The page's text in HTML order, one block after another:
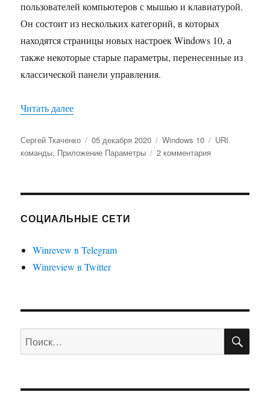
пользователей компьютеров с мышью и клавиатурой.
Он состоит из нескольких категорий, в которых
находятся страницы новых настроек Windows 10, а
также некоторые старые параметры, перенесенные из
классической панели управления.
Читать далее«Команды ms-settings Windows 10 для доступа
Автор
Сергей Ткаченко Опубликовано
05 декабря 2020 Рубрики
Windows 10 Метки
URI
команды, Приложение Параметры 2 комментария
ms-
СОЦИАЛЬНЫЕ СЕТИ
Winrevew в Telegram
Winreview в Twitter
Искать: